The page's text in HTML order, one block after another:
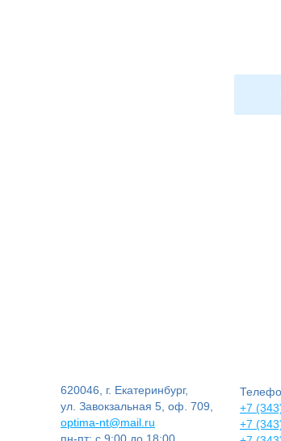
620046, г. Екатеринбург,
ул. Завокзальная 5, оф. 709,
optima-nt@mail.ru
+7
+7